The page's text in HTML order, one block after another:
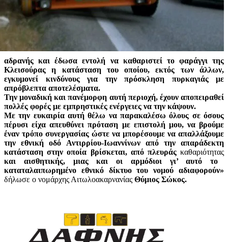
αδρανής και έδωσα εντολή να καθαριστεί το φαράγγι της
Κλεισούρας η κατάσταση του οποίου, εκτός των άλλων,
εγκυμονεί κινδύνους για την πρόσκληση πυρκαγιάς με
απρόβλεπτα αποτελέσματα.
Την μοναδική και πανέμορφη αυτή περιοχή, έχουν αποπειραθεί
πολλές φορές με εμπρηστικές ενέργειες να την κάψουν.
Με την ευκαιρία αυτή θέλω να παρακαλέσω όλους σε όσους
πέρυσι είχα απευθύνει πρόταση με επιστολή μου, να βρούμε
έναν τρόπο συνεργασίας ώστε να μπορέσουμε να απαλλάξουμε
την εθνική οδό Αντιρρίου-Ιωαννίνων από την απαράδεκτη
κατάσταση στην οποία βρίσκεται, από πλευράς καθαριότητας
και αισθητικής, μιας και οι αρμόδιοι γι’ αυτό το
καταταλαιπωρημένο εθνικό δίκτυο του νομού αδιαφορούν»
δήλωσε ο νομάρχης Αιτωλοακαρνανίας Θύμιος Σώκος.